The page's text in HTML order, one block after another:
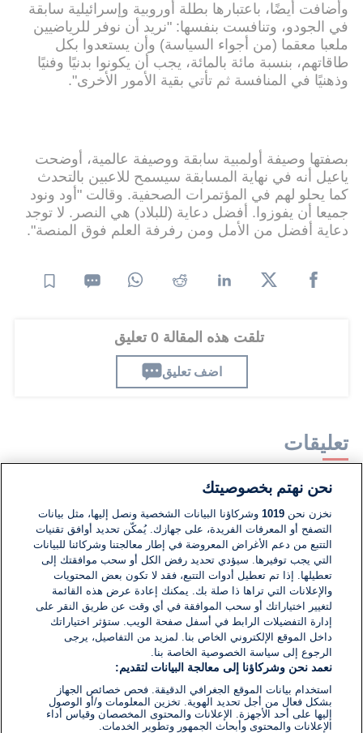
وأضافت أيضًا، باعتبارها بطلة أوروبية وإسرائيلية سابقة
في الجودو، وتنافست بنفسها: "نريد أن نوفر للرياضيين
ملعبا معقما (من أجواء السياسة) وأن يستعدوا بكل
طاقاتهم، بنسبة مائة بالمائة، يجب أن يكونوا بدنيًا وفنيًا
وذهنيًا في المنافسة ثم تأتي بقية الأمور الأخرى".
بصفتها وصيفة أولمبية سابقة ووصيفة عالمية، أوضحت
ياعيل أنه في نهاية المسابقة سيسمح للاعبين بالتحدث
كما يحلو لهم في المؤتمرات الصحفية. وقالت "أود ونود
جميعا أن يفوزوا. أفضل دعاية (للبلاد) هي النصر. لا توجد
دعاية أفضل من الأمل ومن رفرفة العلم فوق المنصة".
تلقت هذه المقالة 0 تعليق
اضف تعليق
تعليقات
لا توجد تعليقات مكتوبة حتى الآن. كن الأول!
اكتب تعليقًا جديدًا ...
نحن نهتم بخصوصيتك
نخزن نحن1019 وشركاؤنا البيانات الشخصية ونصل إليها، مثل بيانات
التصفح أو المعرفات الفريدة، على جهازك. يُمكّن تحديد أوافق تقنيات
التتبع من دعم الأغراض المعروضة في إطار معالجتنا وشركائنا للبيانات
التي يجب توفيرها. سيؤدي تحديد رفض الكل أو سحب موافقتك إلى
تعطيلها. إذا تم تعطيل أدوات التتبع، فقد لا تكون بعض المحتويات
والإعلانات التي تراها ذا صلة بك. يمكنك إعادة عرض هذه القائمة
لتغيير اختياراتك أو سحب الموافقة في أي وقت عن طريق النقر على
إدارة التفضيلات الرابط في أسفل صفحة الويب. ستؤثر اختياراتك
داخل الموقع الإلكتروني الخاص بنا. لمزيد من التفاصيل، يرجى
الرجوع إلى سياسة الخصوصية الخاصة بنا.
نعمد نحن وشركاؤنا إلى معالجة البيانات لتقديم:
استخدام بيانات الموقع الجغرافي الدقيقة. فحص خصائص الجهاز
بشكل فعال من أجل تحديد الهوية. تخزين المعلومات و/أو الوصول
إليها على أحد الأجهزة. الإعلانات والمحتوى المخصصان وقياس أداء
الإعلانات والمحتوى وأبحاث الجمهور وتطوير الخدمات.